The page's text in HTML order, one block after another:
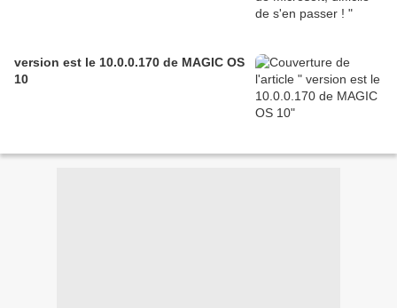
version est le 10.0.0.170 de MAGIC OS
10